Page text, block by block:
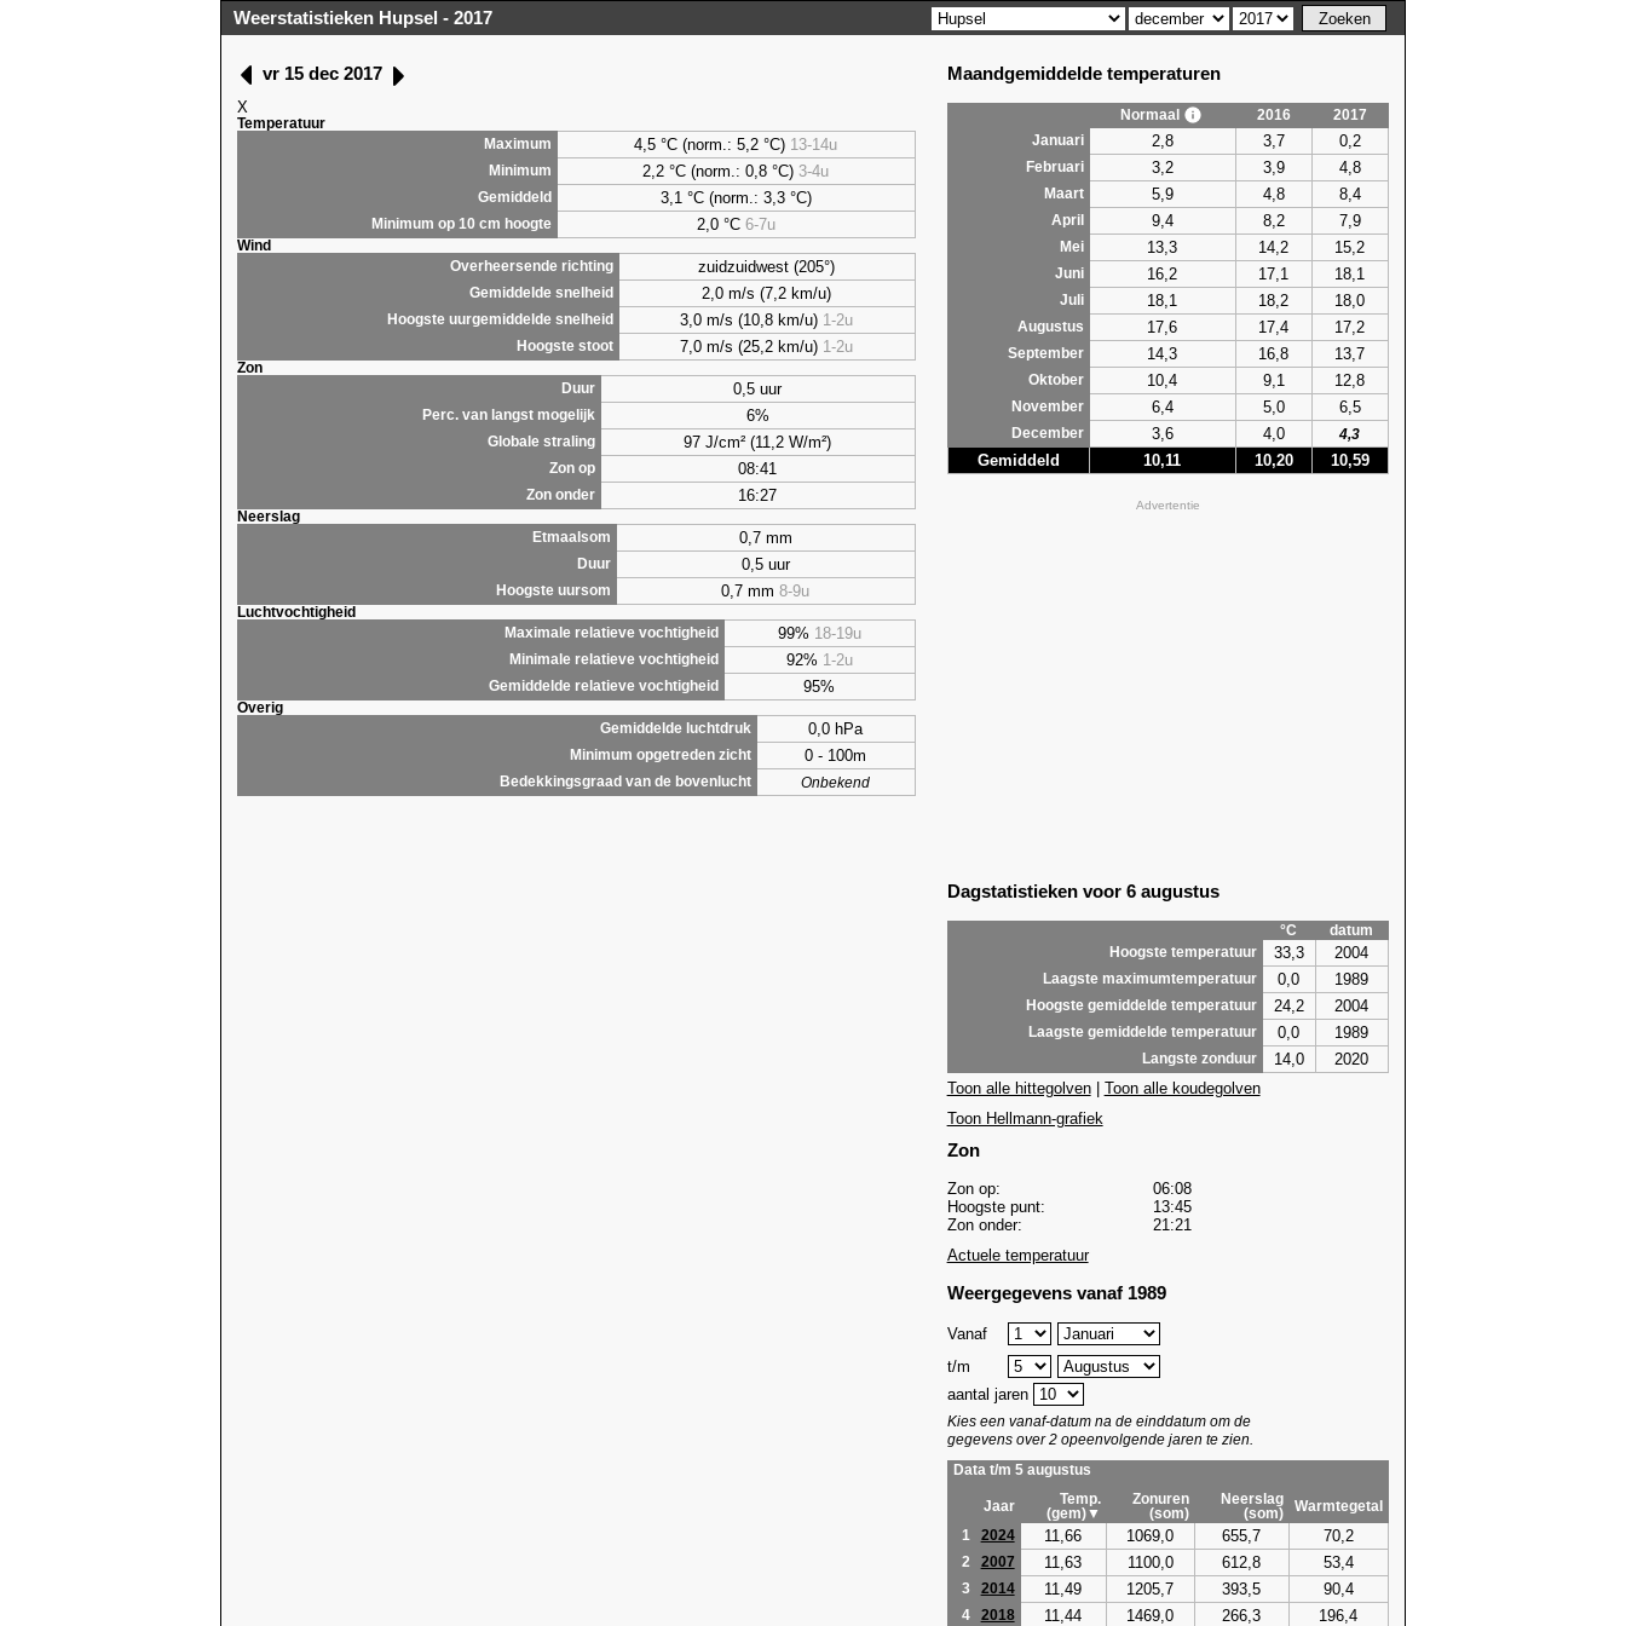
Weerstatistieken Hupsel - 2017
vr 15 dec 2017
X
Temperatuur
Maximum
4,5 °C (norm.: 5,2 °C) 13-14u
Minimum 2,2 °C (norm.: 0,8 °C) 3-4u
Gemiddeld 3,1 °C (norm.: 3,3 °C)
Minimum op 10 cm hoogte 2,0 °C 6-7u
Wind
Overheersende richting
zuidzuidwest (205°)
Gemiddelde snelheid 2,0 m/s (7,2 km/u)
Hoogste uurgemiddelde snelheid 3,0 m/s (10,8 km/u) 1-2u
Hoogste stoot 7,0 m/s (25,2 km/u) 1-2u
Zon
Duur
0,5 uur
Perc. van langst mogelijk 6%
Globale straling 97 J/cm² (11,2 W/m²)
Zon op 08:41
Zon onder 16:27
Neerslag
Etmaalsom
0,7 mm
Duur 0,5 uur
Hoogste uursom 0,7 mm8-9u
Luchtvochtigheid
Maximale relatieve vochtigheid
99% 18-19u
Minimale relatieve vochtigheid 92% 1-2u
Gemiddelde relatieve vochtigheid 95%
Overig
Gemiddelde luchtdruk
0,0 hPa
Minimum opgetreden zicht 0 - 100m
Bedekkingsgraad van de bovenlucht Onbekend
Maandgemiddelde temperaturen
Normaal 2016
2017
Januari
2,8 3,7 0,2
Februari 3,2 3,9 4,8
Maart 5,9 4,8 8,4
April 9,4 8,2 7,9
Mei 13,3 14,2 15,2
Juni 16,2 17,1 18,1
Juli 18,1 18,2 18,0
Augustus 17,6 17,4 17,2
September 14,3 16,8 13,7
Oktober 10,4 9,1 12,8
November 6,4 5,0 6,5
December 3,6 4,0 4,3
Gemiddeld 10,11 10,20 10,59
Advertentie
Dagstatistieken voor 6 augustus
°C
datum
Hoogste temperatuur
33,3 2004
Laagste maximumtemperatuur 0,0 1989
Hoogste gemiddelde temperatuur 24,2 2004
Laagste gemiddelde temperatuur 0,0 1989
Langste zonduur 14,0
2020
Toon alle hittegolven| Toon alle koudegolven
Toon Hellmann-grafiek
Zon
Zon op:
06:08
Hoogste punt:
13:45
Zon onder:
21:21
Actuele temperatuur
Weergegevens vanaf 1989
Vanaf
t/m
aantal jaren
Kies een vanaf-datum na de einddatum om de
gegevens over 2 opeenvolgende jaren te zien.
Data t/m 5 augustus
Jaar
Temp.
(gem)▼
Zonuren
(som)
Neerslag
(som)
Warmtegetal
1
2024 11,66 1069,0 655,7 70,2
2 2007 11,63 1100,0 612,8 53,4
3 2014 11,49 1205,7 393,5 90,4
4 2018 11,44 1469,0 266,3 196,4